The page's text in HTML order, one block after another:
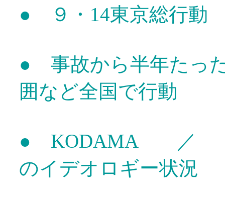
● ９・14東京総行動
● 事故から半年たっ
囲など全国で行動
● KODAMA ／ 党
のイデオロギー状況